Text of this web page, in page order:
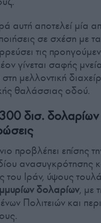
αυτή αποτελεί μία
σε σχέση με
τις
γίνεται σαφής
μελλοντική
θαλάσσιας οδού.
δισ. δολαρίων
προβλέπει επίσης
ανασυγκρότησης
του Ιράν, ύψους
δολαρίων, με
Πολιτειών και